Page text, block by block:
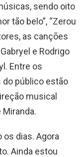
sendo oito
tão belo”, “Zerou
as canções
e Rodrigo
Entre os
público estão
musical
os dias. Agora
Ainda estou